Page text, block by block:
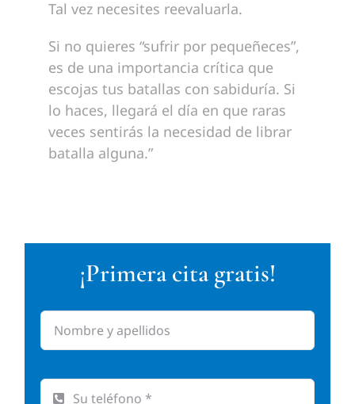
Tal vez necesites reevaluarla.
Si no quieres “sufrir por pequeñeces”,
es de una importancia crítica que
escojas tus batallas con sabiduría. Si
lo haces, llegará el día en que raras
veces sentirás la necesidad de librar
batalla alguna.”
¡Primera cita gratis!